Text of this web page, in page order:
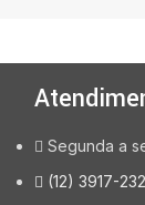
Segunda a
(12) 3917-